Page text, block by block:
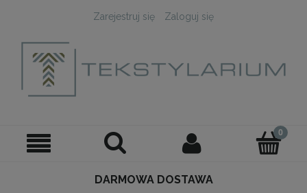
Zarejestruj się Zaloguj się
DARMOWA DOSTAWA